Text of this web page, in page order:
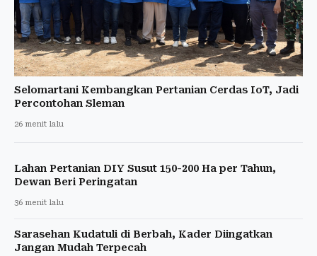
Selomartani Kembangkan Pertanian Cerdas IoT, Jadi
Percontohan Sleman
26 menit lalu
Lahan Pertanian DIY Susut 150-200 Ha per Tahun,
Dewan Beri Peringatan
36 menit lalu
Sarasehan Kudatuli di Berbah, Kader Diingatkan
Jangan Mudah Terpecah